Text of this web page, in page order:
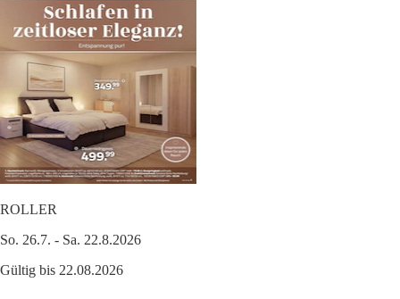
ROLLER
So. 26.7. - Sa. 22.8.2026
Gültig bis 22.08.2026